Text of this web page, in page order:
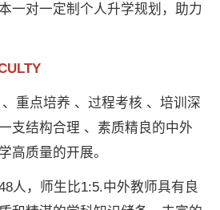
一对一定制个人升学规划，助力
重点培养 、过程考核 、培训深
支结构合理 、素质精良的中外
高质量的开展。
人，师生比1:5.中外教师具有良